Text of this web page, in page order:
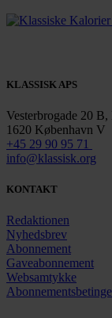
KLASSISK APS
Vesterbrogade 20 B,
1620 København V
+45 29 90 95 71
info@klassisk.org
KONTAKT
Redaktionen
Nyhedsbrev
Abonnement
Gaveabonnement
Websamtykke